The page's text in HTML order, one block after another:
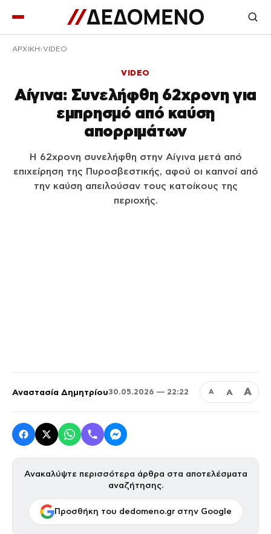
ΑΡΧΙΚΉ VIDEO
VIDEO
Αίγινα: Συνελήφθη 62χρονη για
εμπρησμό από καύση
απορριμάτων
Η 62χρονη συνελήφθη στην Αίγινα μετά από
επιχείρηση της Πυροσβεστικής, αφού οι καπνοί από
την καύση απειλούσαν τους κατοίκους της
περιοχής.
Αναστασία Δημητρίου30.05.2026 — 22:22 Α Α Α
Ανακαλύψτε περισσότερα άρθρα στα αποτελέσματα
αναζήτησης.
Προσθήκη του dedomeno.gr στην Google